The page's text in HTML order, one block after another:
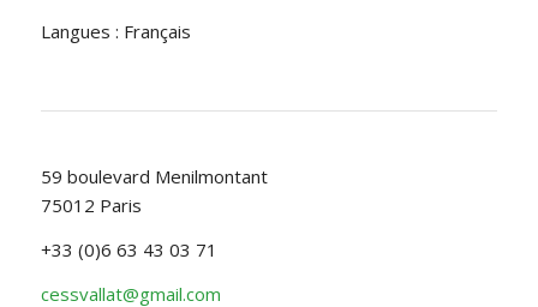
Langues : Français
59 boulevard Menilmontant
75012 Paris
+33 (0)6 63 43 03 71
cessvallat@gmail.com